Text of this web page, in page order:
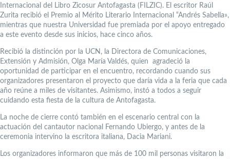
Internacional del Libro Zicosur Antofagasta (FILZIC). El escritor Raúl
Zurita recibió el Premio al Mérito Literario Internacional “Andrés Sabella»,
mientras que nuestra Universidad fue premiada por el apoyo entregado
a este evento desde sus inicios, hace cinco años.
Recibió la distinción por la UCN, la Directora de Comunicaciones,
Extensión y Admisión, Olga María Valdés, quien agradeció la
oportunidad de participar en el encuentro, recordando cuando sus
organizadores presentaron el proyecto que daría vida a la feria que cada
año reúne a miles de visitantes. Asimismo, instó a todos a seguir
cuidando esta fiesta de la cultura de Antofagasta.
La noche de cierre contó también en el escenario central con la
actuación del cantautor nacional Fernando Ubiergo, y antes de la
ceremonia intervino la escritora italiana, Dacia Mariani.
Los organizadores informaron que más de 100 mil personas visitaron la